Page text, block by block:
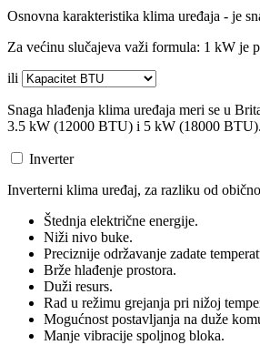
Osnovna karakteristika klima uređaja - je
Za većinu slučajeva važi formula: 1 kW je
ili
Snaga hlađenja klima uređaja meri se u
3.5 kW (12000 BTU) i 5 kW (18000 BTU).
Inverter
Inverterni klima uređaj, za razliku od
Štednja električne energije.
Niži nivo buke.
Preciznije održavanje zadate
Brže hlađenje prostora.
Duži resurs.
Rad u režimu grejanja pri nižoj
Mogućnost postavljanja na duže
Manje vibracije spoljnog bloka.